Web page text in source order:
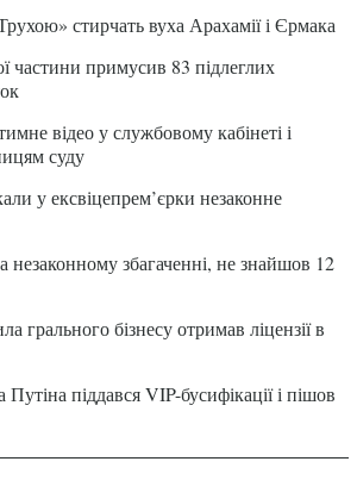
стирчать вуха Арахамії і Єрмака
частини примусив 83 підлеглих
відео у службовому кабінеті і
суду
у ексвіцепрем’єрки незаконне
незаконному збагаченні, не знайшов 12
грального бізнесу отримав ліцензії в
піддався VIP-бусифікації і пішов